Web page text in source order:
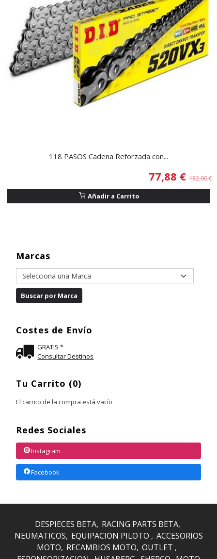
Marcas
Costes de Envío
GRATIS *
Consultar Destinos
Tu Carrito (0)
El carrito de la compra está vacío
Redes Sociales
Instagram
Facebook
118 PASOS Cadena Reforzada con...
77,88 € 132,00 €
Añadir a Carrito
DESPIECES BETA RACING PARTS BETA
NEUMATICOS EQUIPACION PILOTO
ACCESORIOS
MOTO RECAMBIOS MOTO OUTLET